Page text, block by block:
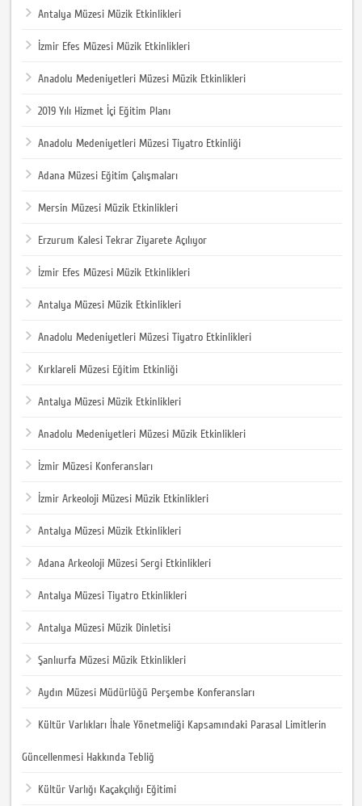
Antalya Müzesi Müzik Etkinlikleri
İzmir Efes Müzesi Müzik Etkinlikleri
Anadolu Medeniyetleri Müzesi Müzik Etkinlikleri
2019 Yılı Hizmet İçi Eğitim Planı
Anadolu Medeniyetleri Müzesi Tiyatro Etkinliği
Adana Müzesi Eğitim Çalışmaları
Mersin Müzesi Müzik Etkinlikleri
Erzurum Kalesi Tekrar Ziyarete Açılıyor
İzmir Efes Müzesi Müzik Etkinlikleri
Antalya Müzesi Müzik Etkinlikleri
Anadolu Medeniyetleri Müzesi Tiyatro Etkinlikleri
Kırklareli Müzesi Eğitim Etkinliği
Antalya Müzesi Müzik Etkinlikleri
Anadolu Medeniyetleri Müzesi Müzik Etkinlikleri
İzmir Müzesi Konferansları
İzmir Arkeoloji Müzesi Müzik Etkinlikleri
Antalya Müzesi Müzik Etkinlikleri
Adana Arkeoloji Müzesi Sergi Etkinlikleri
Antalya Müzesi Tiyatro Etkinlikleri
Antalya Müzesi Müzik Dinletisi
Şanlıurfa Müzesi Müzik Etkinlikleri
Aydın Müzesi Müdürlüğü Perşembe Konferansları
Kültür Varlıkları İhale Yönetmeliği Kapsamındaki Parasal Limitlerin
Güncellenmesi Hakkında Tebliğ
Kültür Varlığı Kaçakçılığı Eğitimi